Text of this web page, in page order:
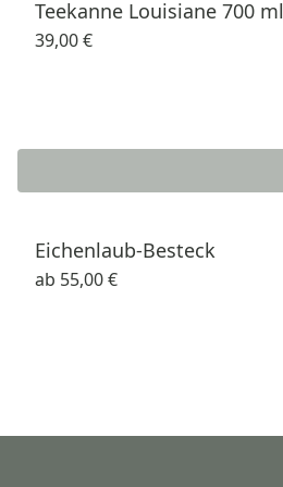
Teekanne Louisiane 700 ml
39,00 €
Eichenlaub-Besteck
ab 55,00 €